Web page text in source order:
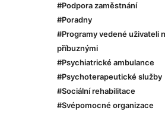
#Podpora zaměstnání
#Poradny
#Programy vedené uživateli
příbuznými
#Psychiatrické ambulance
#Psychoterapeutické služby
#Sociální rehabilitace
#Svépomocné organizace